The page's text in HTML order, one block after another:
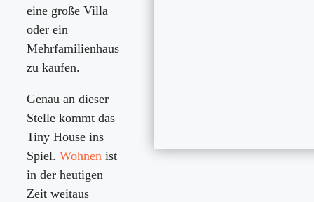
eine große Villa
oder ein
Mehrfamilienhaus
zu kaufen.
Genau an dieser
Stelle kommt das
Tiny House ins
Spiel. Wohnen ist
in der heutigen
Zeit weitaus